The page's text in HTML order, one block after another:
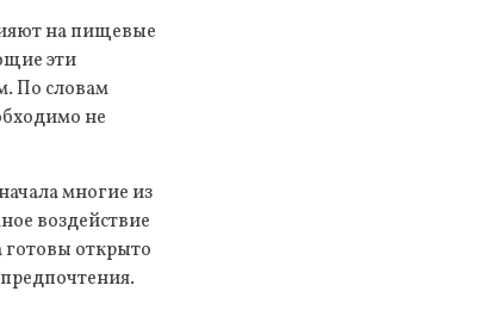
на пищевые
эти
По словам
не
многие из
воздействие
открыто